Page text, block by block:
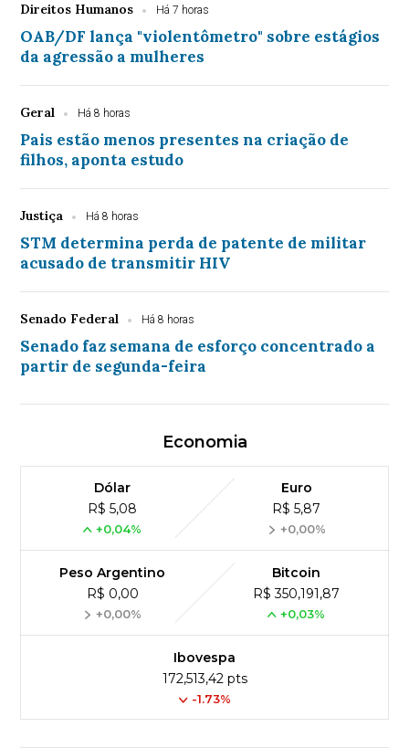
Direitos Humanos Há 7 horas
OAB/DF lança "violentômetro" sobre estágios
da agressão a mulheres
Geral Há 8 horas
Pais estão menos presentes na criação de
filhos, aponta estudo
Justiça Há 8 horas
STM determina perda de patente de militar
acusado de transmitir HIV
Senado Federal Há 8 horas
Senado faz semana de esforço concentrado a
partir de segunda-feira
Economia
Dólar
R$ 5,08
+0,04%
Euro
R$ 5,87
+0,00%
Peso Argentino
R$ 0,00
+0,00%
Bitcoin
R$ 350,191,87
+0,03%
Ibovespa
172,513,42 pts
-1.73%